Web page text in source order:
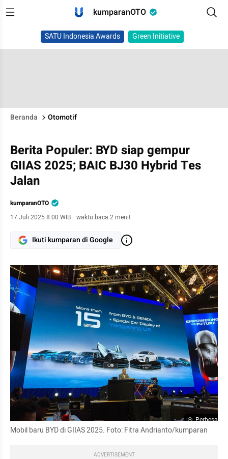
kumparanOTO
SATU Indonesia Awards Green Initiative
Beranda Otomotif
Berita Populer: BYD siap gempur
GIIAS 2025; BAIC BJ30 Hybrid Tes
Jalan
kumparanOTO
17 Juli 2025 8:00 WIB · waktu baca 2 menit
Ikuti kumparan di Google
Perbesar
Mobil baru BYD di GIIAS 2025. Foto: Fitra Andrianto/kumparan
ADVERTISEMENT